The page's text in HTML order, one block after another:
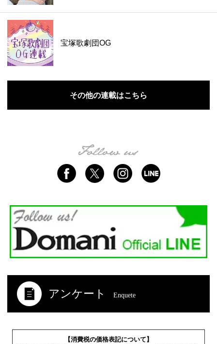
宝塚歌劇団OG
その他の連載はこちら
アンケート Enquete
【消費税の価格表記について】